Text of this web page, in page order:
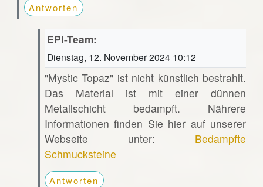
Antworten
EPI-Team:
Dienstag, 12. November 2024 10:12
"Mystic Topaz" ist nicht künstlich bestrahlt.
Das Material ist mit einer dünnen
Metallschicht bedampft. Nährere
Informationen finden Sie hier auf unserer
Webseite unter: Bedampfte
Schmucksteine
Antworten